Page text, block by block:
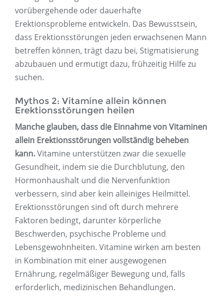
vorübergehende oder dauerhafte
Erektionsprobleme entwickeln. Das Bewusstsein,
dass Erektionsstörungen jeden erwachsenen Mann
betreffen können, trägt dazu bei, Stigmatisierung
abzubauen und ermutigt dazu, frühzeitig Hilfe zu
suchen.
Mythos 2: Vitamine allein können
Erektionsstörungen heilen
Manche glauben, dass die Einnahme von Vitaminen
allein Erektionsstörungen vollständig beheben
kann.Vitamine unterstützen zwar die sexuelle
Gesundheit, indem sie die Durchblutung, den
Hormonhaushalt und die Nervenfunktion
verbessern, sind aber kein alleiniges Heilmittel.
Erektionsstörungen sind oft durch mehrere
Faktoren bedingt, darunter körperliche
Beschwerden, psychische Probleme und
Lebensgewohnheiten. Vitamine wirken am besten
in Kombination mit einer ausgewogenen
Ernährung, regelmäßiger Bewegung und, falls
erforderlich, medizinischen Behandlungen.